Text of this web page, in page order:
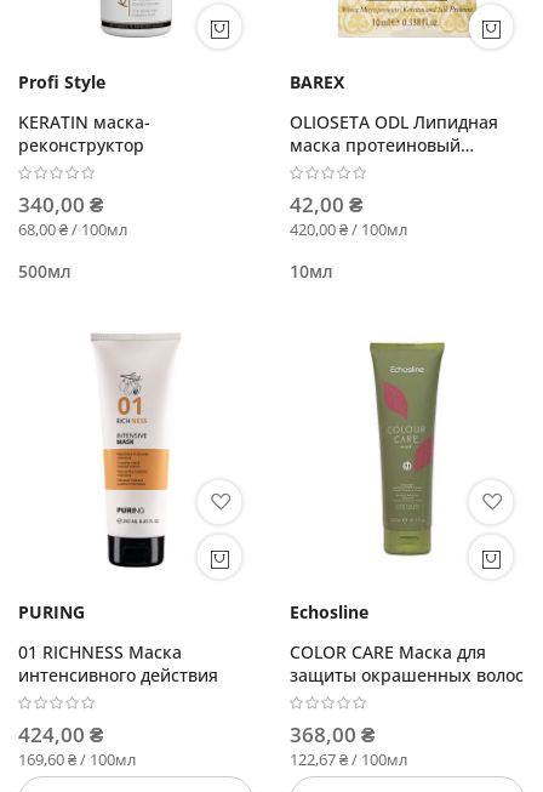
Profi Style
KERATIN маска-
реконструктор
340,00 ₴
68,00 ₴ / 100мл
500мл
BAREX
OLIOSETA ODL Липидная
маска протеиновый
филлер
42,00 ₴
420,00 ₴ / 100мл
10мл
PURING
01 RICHNESS Маска
интенсивного действия
424,00 ₴
169,60 ₴ / 100мл
Echosline
COLOR CARE Маска для
защиты окрашенных волос
368,00 ₴
122,67 ₴ / 100мл